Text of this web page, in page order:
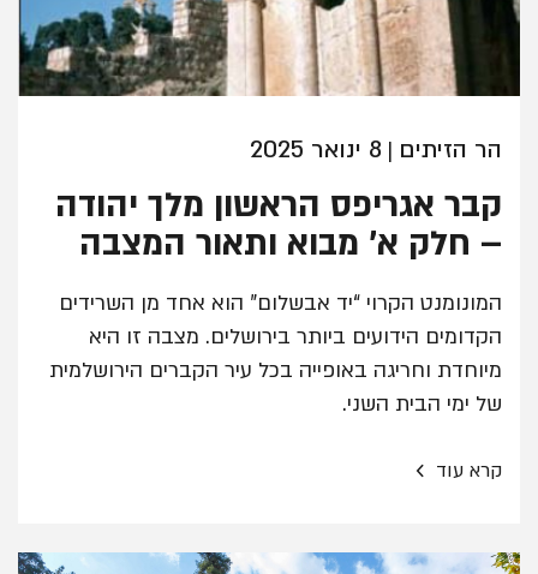
הר הזיתים | 8 ינואר 2025
קבר אגריפס הראשון מלך יהודה
– חלק א' מבוא ותאור המצבה
המונומנט הקרוי “יד אבשלום” הוא אחד מן השרידים
הקדומים הידועים ביותר בירושלים. מצבה זו היא
מיוחדת וחריגה באופייה בכל עיר הקברים הירושלמית
של ימי הבית השני.
קרא עוד ›